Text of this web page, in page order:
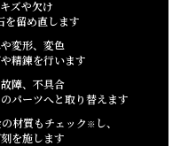
ズや欠け
を留め直します
変形、変色
精錬を行います
障、不具合
パーツへと取り替えます
材質もチェック ※ し、
を施します